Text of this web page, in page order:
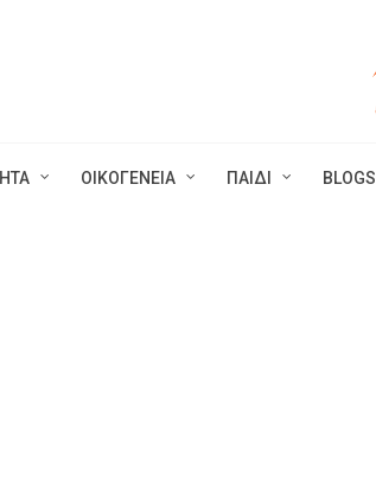
ΟΙΚΟΓΕΝΕΙΑ ΠΑΙΔΙ BLOGS